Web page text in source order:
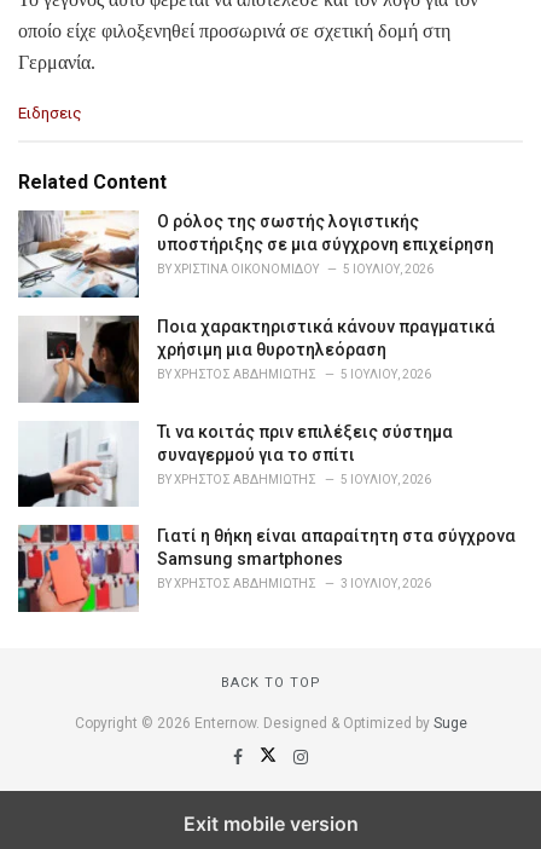
οποίο είχε φιλοξενηθεί προσωρινά σε σχετική δομή στη
Γερμανία.
C
e
o
r
e
Ειδησεις
Related Content
Ο ρόλος της σωστής λογιστικής
υποστήριξης σε μια σύγχρονη επιχείρηση
BYΧΡΙΣΤΊΝΑ ΟΙΚΟΝΟΜΊΔΟΥ 5 ΙΟΥΛΊΟΥ, 2026
Ποια χαρακτηριστικά κάνουν πραγματικά
χρήσιμη μια θυροτηλεόραση
BYΧΡΉΣΤΟΣ ΑΒΔΗΜΙΏΤΗΣ 5 ΙΟΥΛΊΟΥ, 2026
Τι να κοιτάς πριν επιλέξεις σύστημα
συναγερμού για το σπίτι
BYΧΡΉΣΤΟΣ ΑΒΔΗΜΙΏΤΗΣ 5 ΙΟΥΛΊΟΥ, 2026
Γιατί η θήκη είναι απαραίτητη στα σύγχρονα
Samsung smartphones
BYΧΡΉΣΤΟΣ ΑΒΔΗΜΙΏΤΗΣ 3 ΙΟΥΛΊΟΥ, 2026
BACK TO TOP
Copyright © 2026 Enternow. Designed & Optimized by Suge
Exit mobile version